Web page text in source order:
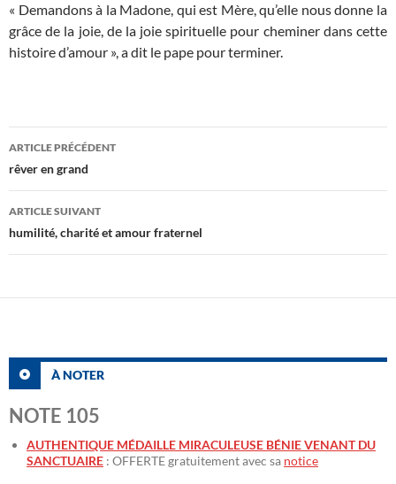
« Demandons à la Madone, qui est Mère, qu’elle nous donne la
grâce de la joie, de la joie spirituelle pour cheminer dans cette
histoire d’amour », a dit le pape pour terminer.
Navigation
des
articles
ARTICLE PRÉCÉDENT
rêver en grand
ARTICLE SUIVANT
humilité, charité et amour fraternel
À NOTER
NOTE 105
AUTHENTIQUE MÉDAILLE MIRACULEUSE BÉNIE VENANT DU
SANCTUAIRE : OFFERTE gratuitement avec sa notice